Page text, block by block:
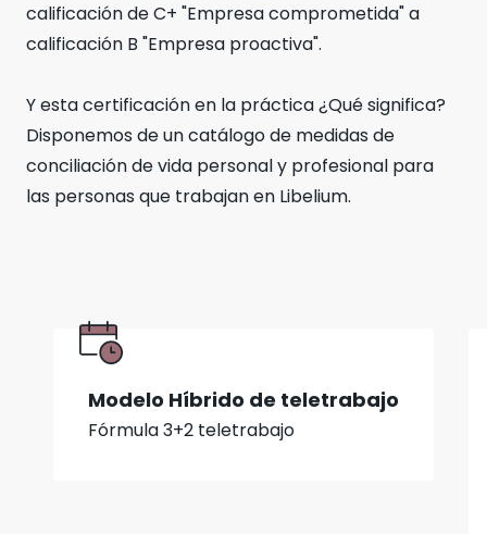
calificación de C+ "Empresa comprometida" a
calificación B "Empresa proactiva".
Y esta certificación en la práctica ¿Qué significa?
Disponemos de un catálogo de medidas de
conciliación de vida personal y profesional para
las personas que trabajan en Libelium.
Modelo Híbrido de teletrabajo
Fórmula 3+2 teletrabajo